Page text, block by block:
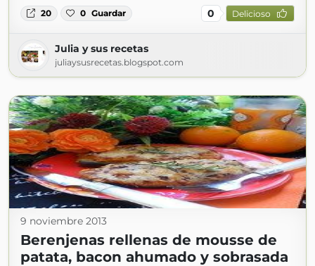
20 0 Guardar 0 Delicioso
Julia y sus recetas
juliaysusrecetas.blogspot.com
9 noviembre 2013
Berenjenas rellenas de mousse de
patata, bacon ahumado y sobrasada